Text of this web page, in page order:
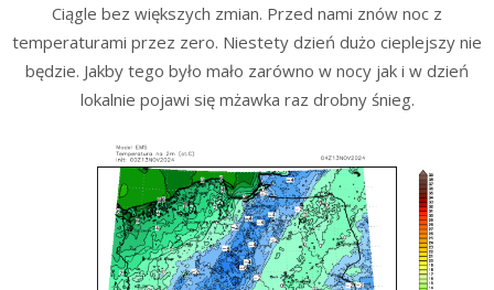
Ciągle bez większych zmian. Przed nami znów noc z
temperaturami przez zero. Niestety dzień dużo cieplejszy nie
będzie. Jakby tego było mało zarówno w nocy jak i w dzień
lokalnie pojawi się mżawka raz drobny śnieg.